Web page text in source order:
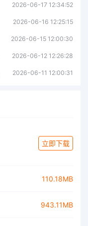
2026-06-17 12:34:52
2026-06-16 12:25:15
2026-06-15 12:00:30
2026-06-12 12:26:28
2026-06-11 12:00:31
立即下载
110.18MB
943.11MB